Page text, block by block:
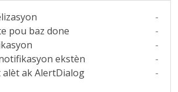
-
pou baz done
-
-
ekstèn
-
alèt ak AlertDialog
-